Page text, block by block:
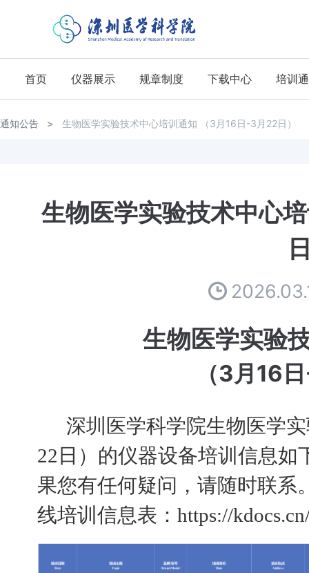
首页 仪器展示 规章制度 下载中心 培训
通知公告 > 生物医学实验技术中心培训通知 （3月16日-3月22日）
生物医学实验技术中心
生物医学实验
（3月16
深圳医学科学院生物医学实
22日）的仪器设备培训信息
果您有任何疑问，请随时联系
线培训信息表：https://